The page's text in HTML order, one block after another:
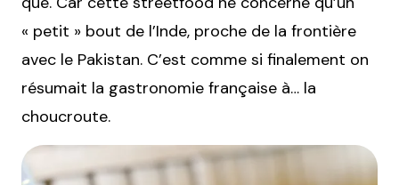
« petit » bout de l’Inde, proche de la frontière
avec le Pakistan. C’est comme si finalement on
résumait la gastronomie française à… la
choucroute.